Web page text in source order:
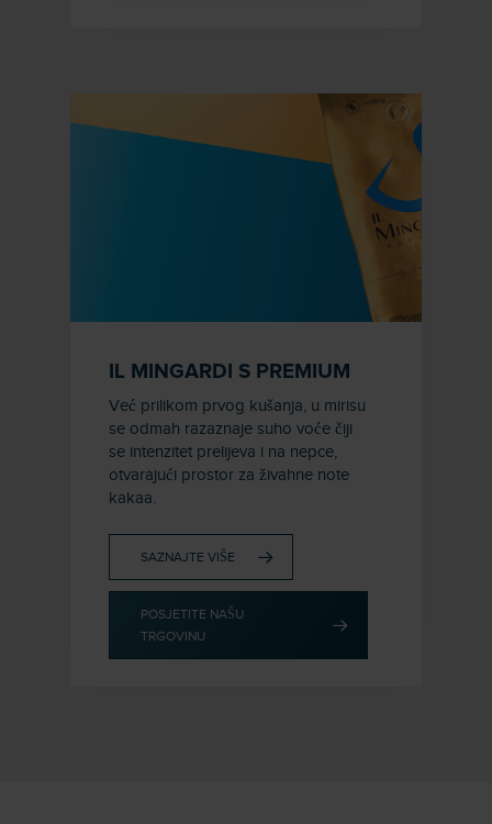
IL MINGARDI S PREMIUM
Već prilikom prvog kušanja, u mirisu
se odmah razaznaje suho voće čiji
se intenzitet prelijeva i na nepce,
otvarajući prostor za živahne note
kakaa.
SAZNAJTE VIŠE
POSJETITE NAŠU
TRGOVINU